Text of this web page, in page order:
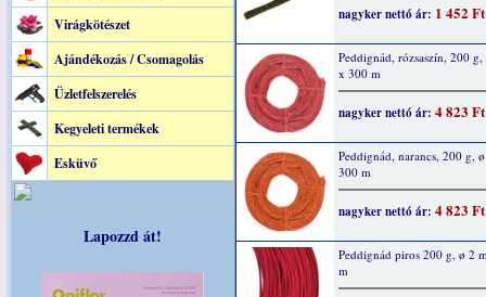
Virágkötészet
Ajándékozás / Csomagolás
Üzletfelszerelés
Kegyeleti termékek
Esküvő
Lapozzd át!
nagyker nettó ár: 1 452 Ft
Peddignád, rózsaszín, 200
x 300 m
nagyker nettó ár: 4 823 Ft
Peddignád, narancs, 200 g,
300 m
nagyker nettó ár: 4 823 Ft
Peddignád piros 200 g, ø 2
m